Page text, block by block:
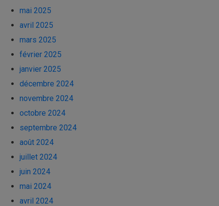
mai 2025
avril 2025
mars 2025
février 2025
janvier 2025
décembre 2024
novembre 2024
octobre 2024
septembre 2024
août 2024
juillet 2024
juin 2024
mai 2024
avril 2024